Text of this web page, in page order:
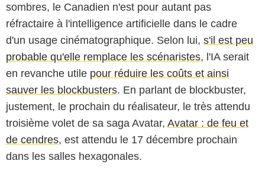
sombres, le Canadien n'est pour autant pas
réfractaire à l'intelligence artificielle dans le cadre
d'un usage cinématographique. Selon lui, s'il est peu
probable qu'elle remplace les scénaristes, l'IA serait
en revanche utile pour réduire les coûts et ainsi
sauver les blockbusters. En parlant de blockbuster,
justement, le prochain du réalisateur, le très attendu
troisième volet de sa saga Avatar, Avatar : de feu et
de cendres, est attendu le 17 décembre prochain
dans les salles hexagonales.